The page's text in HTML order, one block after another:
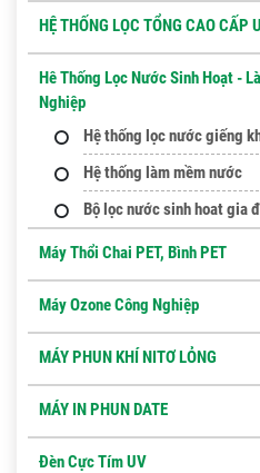
HỆ THỐNG LỌC TỔNG CAO CẤP
Hê Thống Lọc Nước Sinh Hoạt -
Nghiệp
Hệ thống lọc nước giếng
Hệ thống làm mềm nước
Bộ lọc nước sinh hoat gia
Máy Thổi Chai PET, Bình PET
Máy Ozone Công Nghiệp
MÁY PHUN KHÍ NITƠ LỎNG
MÁY IN PHUN DATE
Đèn Cực Tím UV